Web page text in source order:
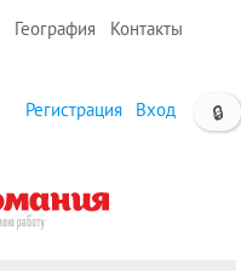
География
Контакты
🔒
Регистрация Вход